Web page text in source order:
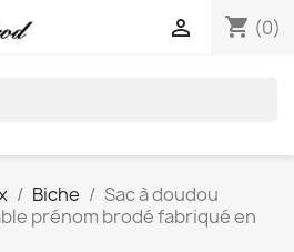
shopping_cart (0)

Biche
Sac à doudou
prénom brodé fabriqué en